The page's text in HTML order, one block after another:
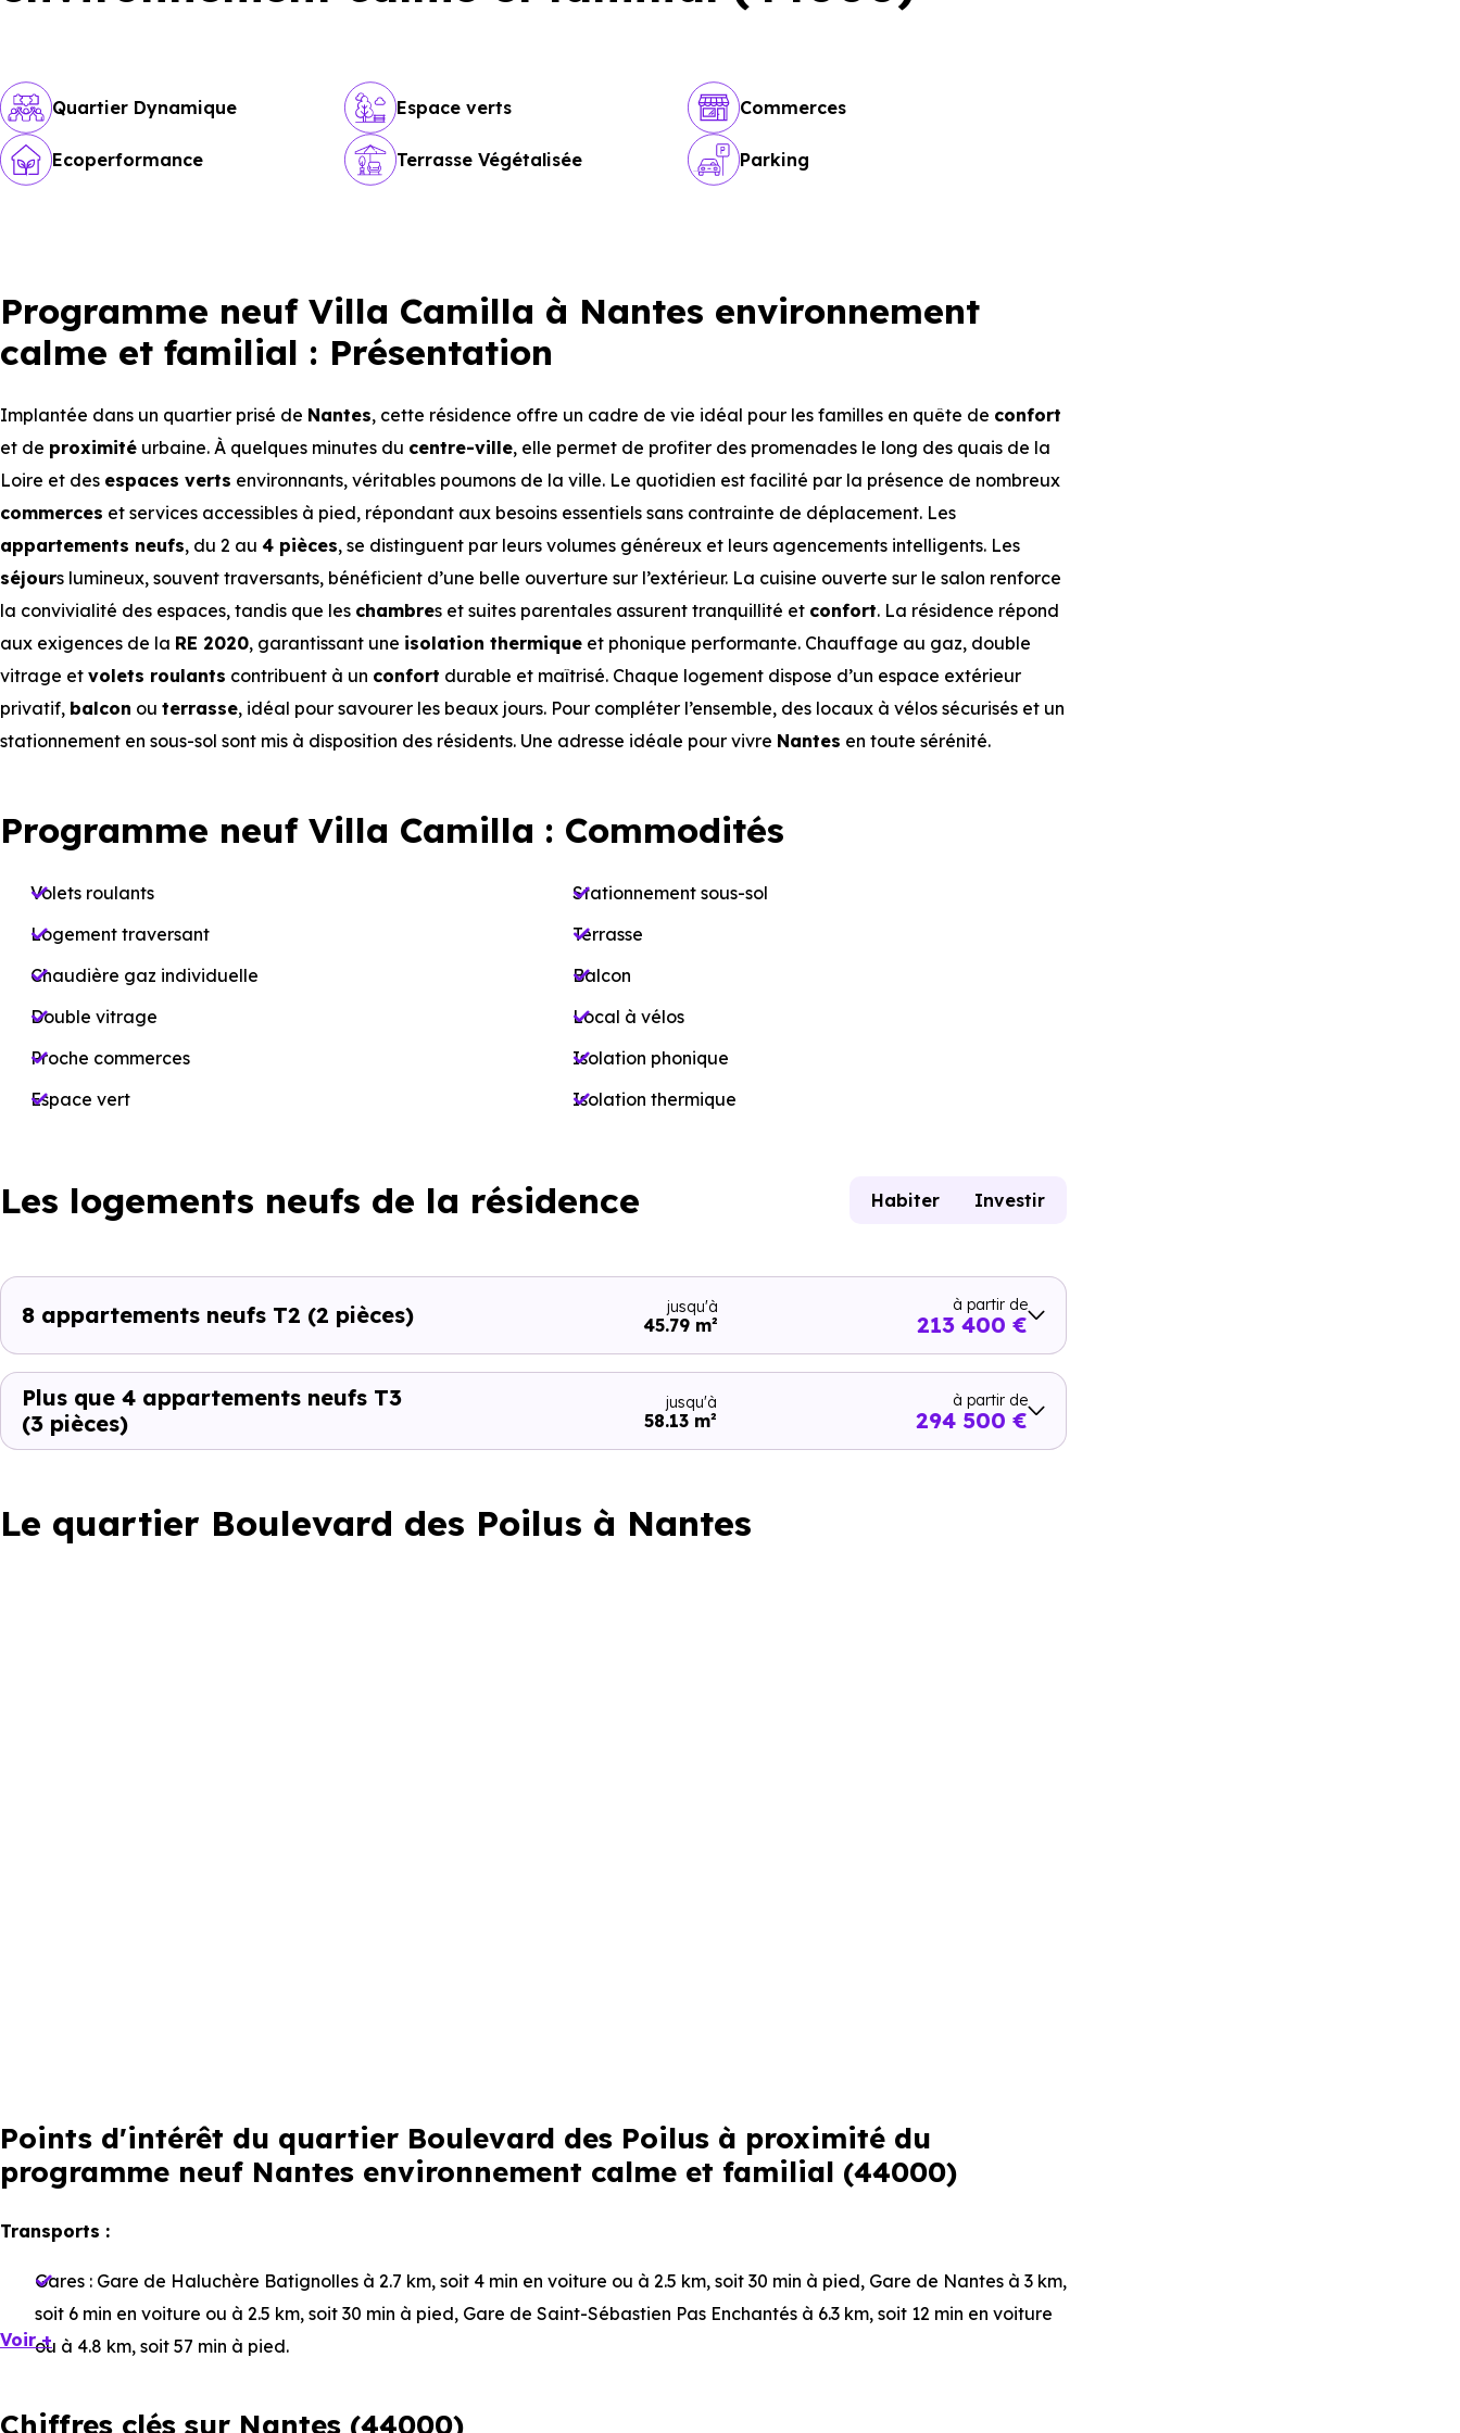
Quartier Dynamique Espace verts Commerces
Ecoperformance Terrasse Végétalisée Parking
Programme neuf Villa Camilla à Nantes environnement
calme et familial : Présentation
Implantée dans un quartier prisé de Nantes, cette résidence offre un cadre de vie idéal pour les familles en quête de confort
et de proximité urbaine. À quelques minutes du centre-ville, elle permet de profiter des promenades le long des quais de la
Loire et des espaces verts environnants, véritables poumons de la ville. Le quotidien est facilité par la présence de nombreux
commerces et services accessibles à pied, répondant aux besoins essentiels sans contrainte de déplacement. Les
appartements neufs, du 2 au 4 pièces, se distinguent par leurs volumes généreux et leurs agencements intelligents. Les
séjours lumineux, souvent traversants, bénéficient d’une belle ouverture sur l’extérieur. La cuisine ouverte sur le salon renforce
la convivialité des espaces, tandis que les chambres et suites parentales assurent tranquillité et confort. La résidence répond
aux exigences de la RE 2020, garantissant une isolation thermique et phonique performante. Chauffage au gaz, double
vitrage et volets roulants contribuent à un confort durable et maîtrisé. Chaque logement dispose d’un espace extérieur
privatif, balcon ou terrasse, idéal pour savourer les beaux jours. Pour compléter l’ensemble, des locaux à vélos sécurisés et un
stationnement en sous-sol sont mis à disposition des résidents. Une adresse idéale pour vivre Nantes en toute sérénité.
Programme neuf Villa Camilla : Commodités
Volets roulants
Logement traversant
Chaudière gaz individuelle
Double vitrage
Proche commerces
Espace vert
Stationnement sous-sol
Terrasse
Balcon
Local à vélos
Isolation phonique
Isolation thermique
Les logements neufs de la résidence Habiter Investir
8 appartements neufs T2 (2 pièces) jusqu'à
45.79 m²
à partir de
213 400 €
Plus que 4 appartements neufs T3
(3 pièces)
jusqu'à
58.13 m²
à partir de
294 500 €
Le quartier Boulevard des Poilus à Nantes
Points d'intérêt du quartier Boulevard des Poilus à proximité du
programme neuf Nantes environnement calme et familial (44000)
Transports :
Gares : Gare de Haluchère Batignolles à 2.7 km, soit 4 min en voiture ou à 2.5 km, soit 30 min à pied, Gare de Nantes à 3 km,
soit 6 min en voiture ou à 2.5 km, soit 30 min à pied, Gare de Saint-Sébastien Pas Enchantés à 6.3 km, soit 12 min en voiture
ou à 4.8 km, soit 57 min à pied.
min en voiture ou à 275 m, soit 3 min à pied.
Voir +
Chiffres clés sur Nantes (44000)